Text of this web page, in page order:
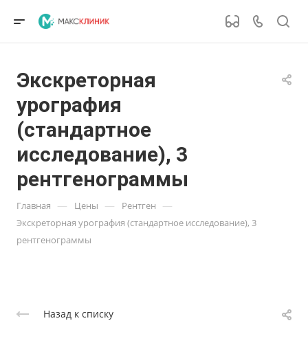
Экскреторная
урография
(стандартное
исследование), 3
рентгенограммы
Главная — Цены — Рентген —
Экскреторная урография (стандартное исследование), 3
рентгенограммы
Назад к списку